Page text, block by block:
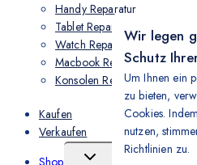
Wir legen
Schutz
Um Ihnen ein
zu bieten,
Cookies.
nutzen,
Richtlinien zu.
Handy Reparatur
Tablet Reparatur
Watch Reparatur
Macbook Reparatur
Konsolen Reparatur
Kaufen
Verkaufen